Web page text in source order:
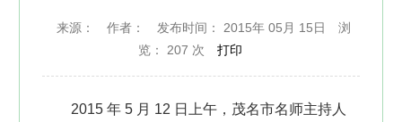
来源： 作者： 发布时间： 2015年 05月 15日
浏
览： 207 次 打印
2015 年 5 月 12 日上午，茂名市名师主持人